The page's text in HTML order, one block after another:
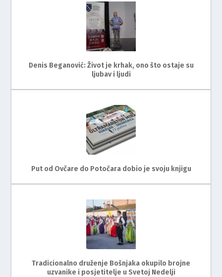
Denis Beganović: Život je krhak, ono što ostaje su
ljubav i ljudi
Put od Ovčare do Potočara dobio je svoju knjigu
Tradicionalno druženje Bošnjaka okupilo brojne
uzvanike i posjetitelje u Svetoj Nedelji